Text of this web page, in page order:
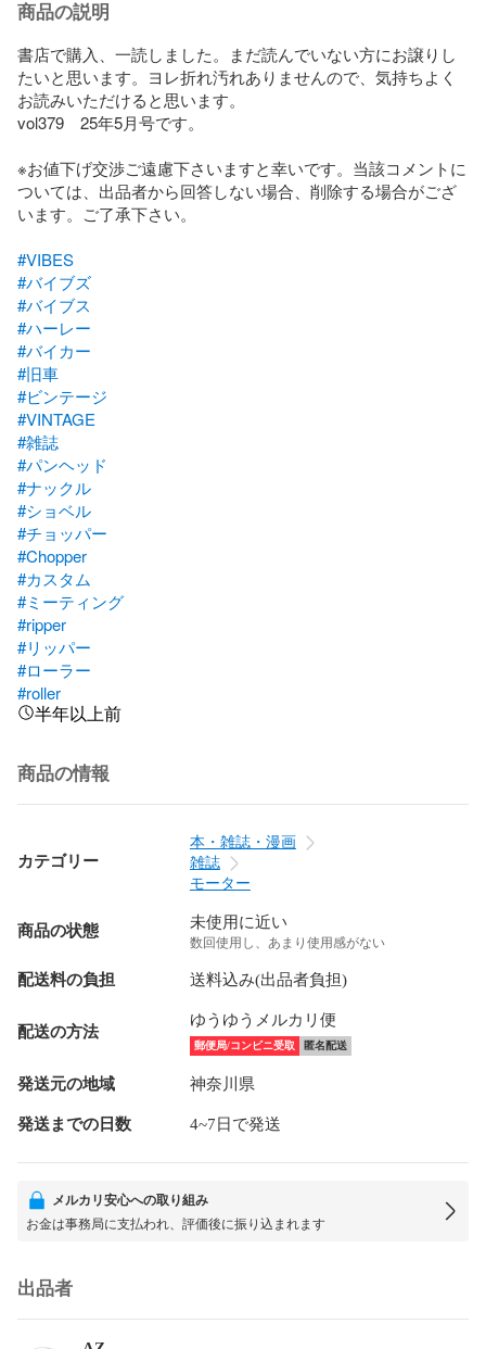
商品の説明
書店で購入、一読しました。まだ読んでいない方にお譲りし
たいと思います。ヨレ折れ汚れありませんので、気持ちよく
お読みいただけると思います。
vol379　25年5月号です。
※お値下げ交渉ご遠慮下さいますと幸いです。当該コメントに
ついては、出品者から回答しない場合、削除する場合がござ
います。ご了承下さい。
#VIBES
#バイブズ
#バイブス
#ハーレー
#バイカー
#旧車
#ビンテージ
#VINTAGE
#雑誌
#パンヘッド
#ナックル
#ショベル
#チョッパー
#Chopper
#カスタム
#ミーティング
#ripper
#リッパー
#ローラー
#roller
半年以上前
商品の情報
カテゴリー
本・雑誌・漫画
雑誌
モーター
商品の状態 未使用に近い
数回使用し、あまり使用感がない
配送料の負担 送料込み(出品者負担)
配送の方法
ゆうゆうメルカリ便
郵便局/コンビニ受取 匿名配送
発送元の地域 神奈川県
発送までの日数 4~7日で発送
メルカリ安心への取り組み
お金は事務局に支払われ、評価後に振り込まれます
出品者